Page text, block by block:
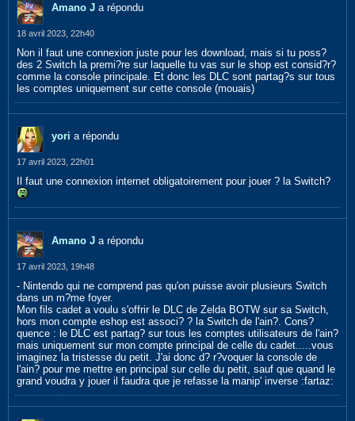
Amano J a répondu
18 avril 2023, 22h40
Non il faut une connexion juste pour les download, mais si tu poss?
des 2 Switch la premi?re sur laquelle tu vas sur le shop est consid?r?
comme la console principale. Et donc les DLC sont partag?s sur tous
les comptes uniquement sur cette console (mouais)
yori a répondu
17 avril 2023, 22h01
Il faut une connexion internet obligatoirement pour jouer ? la Switch?
Amano J a répondu
17 avril 2023, 19h48
- Nintendo qui ne comprend pas qu'on puisse avoir plusieurs Switch
dans un m?me foyer.
Mon fils cadet a voulu s'offrir le DLC de Zelda BOTW sur sa Switch,
hors mon compte eshop est associ? ? la Switch de l'ain?. Cons?
quence : le DLC est partag? sur tous les comptes utilisateurs de l'ain?
mais uniquement sur mon compte principal de celle du cadet.....vous
imaginez la tristesse du petit. J'ai donc d? r?voquer la console de
l'ain? pour me mettre en principal sur celle du petit, sauf que quand le
grand voudra y jouer il faudra que je refasse la manip' inverse :fartaz: